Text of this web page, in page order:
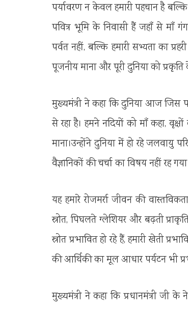
पर्यावरण न केवल हमारी पहचान है
पवित्र भूमि के निवासी हैं जहाँ से माँ
पर्वत नहीं, बल्कि हमारी सभ्यता का
पूजनीय माना और पूरी दुनिया को
मुख्यमंत्री ने कहा कि दुनिया आज जिस
से रहा है। हमने नदियों को माँ कहा,
माना।उन्होंने दुनिया में हो रहे जलवायु
वैज्ञानिकों की चर्चा का विषय नहीं रह
यह हमारे रोजमर्रा जीवन की
स्रोत, पिघलते ग्लेशियर और बढ़ती
स्रोत प्रभावित हो रहे हैं, हमारी खेती
की आर्थिकी का मूल आधार पर्यटन भी
मुख्यमंत्री ने कहा कि प्रधानमंत्री जी